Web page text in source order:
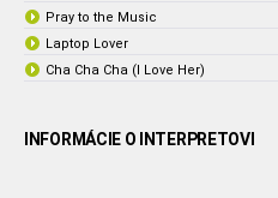
Pray to the Music
Laptop Lover
Cha Cha Cha (I Love Her)
INFORMÁCIE O INTERPRETOVI